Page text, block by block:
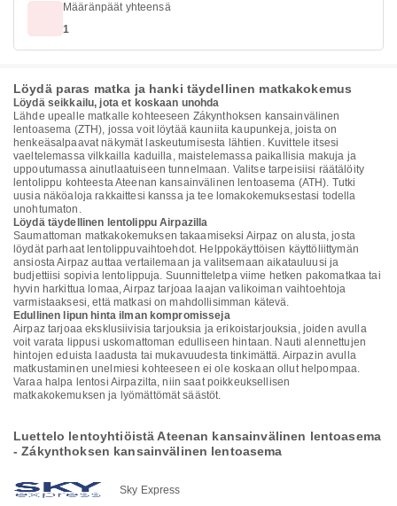
Määränpäät yhteensä
1
Löydä paras matka ja hanki täydellinen matkakokemus
Löydä seikkailu, jota et koskaan unohda
Lähde upealle matkalle kohteeseen Zákynthoksen kansainvälinen
lentoasema (ZTH), jossa voit löytää kauniita kaupunkeja, joista on
henkeäsalpaavat näkymät laskeutumisesta lähtien. Kuvittele itsesi
vaeltelemassa vilkkailla kaduilla, maistelemassa paikallisia makuja ja
uppoutumassa ainutlaatuiseen tunnelmaan. Valitse tarpeisiisi räätälöity
lentolippu kohteesta Ateenan kansainvälinen lentoasema (ATH). Tutki
uusia näköaloja rakkaittesi kanssa ja tee lomakokemuksestasi todella
unohtumaton.
Löydä täydellinen lentolippu Airpazilla
Saumattoman matkakokemuksen takaamiseksi Airpaz on alusta, josta
löydät parhaat lentolippuvaihtoehdot. Helppokäyttöisen käyttöliittymän
ansiosta Airpaz auttaa vertailemaan ja valitsemaan aikatauluusi ja
budjettiisi sopivia lentolippuja. Suunnitteletpa viime hetken pakomatkaa tai
hyvin harkittua lomaa, Airpaz tarjoaa laajan valikoiman vaihtoehtoja
varmistaaksesi, että matkasi on mahdollisimman kätevä.
Edullinen lipun hinta ilman kompromisseja
Airpaz tarjoaa eksklusiivisia tarjouksia ja erikoistarjouksia, joiden avulla
voit varata lippusi uskomattoman edulliseen hintaan. Nauti alennettujen
hintojen eduista laadusta tai mukavuudesta tinkimättä. Airpazin avulla
matkustaminen unelmiesi kohteeseen ei ole koskaan ollut helpompaa.
Varaa halpa lentosi Airpazilta, niin saat poikkeuksellisen
matkakokemuksen ja lyömättömät säästöt.
Luettelo lentoyhtiöistä Ateenan kansainvälinen lentoasema
- Zákynthoksen kansainvälinen lentoasema
Sky Express